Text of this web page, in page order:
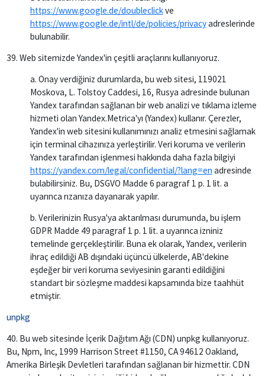
https://www.google.de/doubleclickve
https://www.google.de/intl/de/policies/privacyadreslerinde
bulunabilir.
39. Web sitemizde Yandex'in çeşitli araçlarını kullanıyoruz.
a. Onay verdiğiniz durumlarda, bu web sitesi, 119021
Moskova, L. Tolstoy Caddesi, 16, Rusya adresinde bulunan
Yandex tarafından sağlanan bir web analizi ve tıklama izleme
hizmeti olan Yandex.Metrica'yı (Yandex) kullanır. Çerezler,
Yandex'in web sitesini kullanımınızı analiz etmesini sağlamak
için terminal cihazınıza yerleştirilir. Veri koruma ve verilerin
Yandex tarafından işlenmesi hakkında daha fazla bilgiyi
https://yandex.com/legal/confidential/?lang=en adresinde
bulabilirsiniz. Bu, DSGVO Madde 6 paragraf 1 p. 1 lit. a
uyarınca rızanıza dayanarak yapılır.
b. Verilerinizin Rusya'ya aktarılması durumunda, bu işlem
GDPR Madde 49 paragraf 1 p. 1 lit. a uyarınca izniniz
temelinde gerçekleştirilir. Buna ek olarak, Yandex, verilerin
ihraç edildiği AB dışındaki üçüncü ülkelerde, AB'dekine
eşdeğer bir veri koruma seviyesinin garanti edildiğini
standart bir sözleşme maddesi kapsamında bize taahhüt
etmiştir.
unpkg
40. Bu web sitesinde İçerik Dağıtım Ağı (CDN) unpkg kullanıyoruz.
Bu, Npm, Inc, 1999 Harrison Street #1150, CA 94612 Oakland,
Amerika Birleşik Devletleri tarafından sağlanan bir hizmettir. CDN